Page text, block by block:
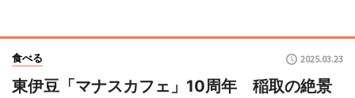
食べる 2025.03.23
東伊豆「マナスカフェ」10周年 稲取の絶景